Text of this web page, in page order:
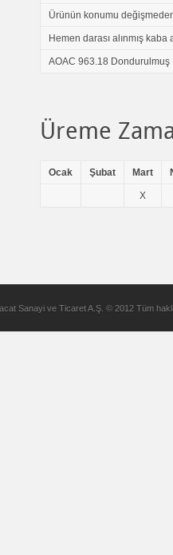
Ürünün konumu
Hemen darası alınmış kaba
AOAC 963.18 Dondurulmuş
Üreme
Ocak Şubat Mart
X
Sanayi ve Ticaret A.Ş. © 2012 Tüm